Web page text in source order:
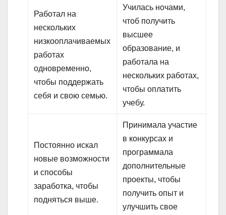
Работал на
нескольких
низкооплачиваемых
работах
одновременно,
чтобы поддержать
себя и свою семью.
Училась ночами,
чтоб получить
высшее
образование, и
работала на
нескольких работах,
чтобы оплатить
учебу.
Постоянно искал
новые возможности
и способы
заработка, чтобы
подняться выше.
Принимала участие
в конкурсах и
программала
дополнительные
проекты, чтобы
получить опыт и
улучшить свое